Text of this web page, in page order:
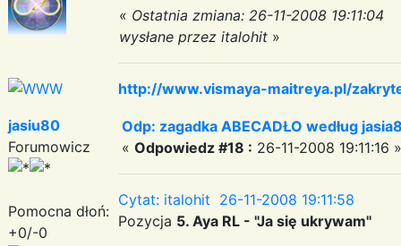
« Ostatnia zmiana: 26-11-2008 19:11:04
wysłane przez italohit »
http://www.vismaya-maitreya.pl/
jasiu80
Forumowicz
Pomocna dłoń:
+0/-0
Odp: zagadka ABECADŁO według
« Odpowiedz #18 : 26-11-2008 19:11:16 »
Cytat: italohit 26-11-2008 19:11:58
Pozycja 5. Aya RL - "Ja się ukrywam''